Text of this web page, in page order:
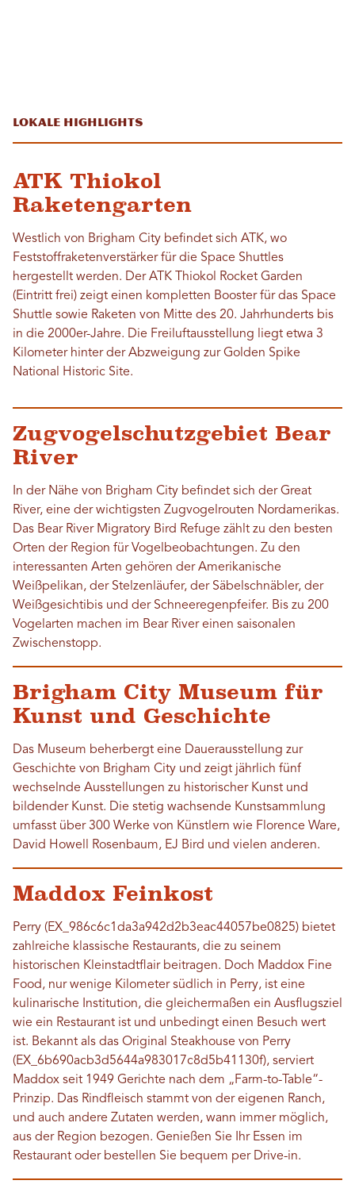
Lokale Highlights
ATK Thiokol
Raketengarten
Westlich von Brigham City befindet sich ATK, wo
Feststoffraketenverstärker für die Space Shuttles
hergestellt werden. Der ATK Thiokol Rocket Garden
(Eintritt frei) zeigt einen kompletten Booster für das Space
Shuttle sowie Raketen von Mitte des 20. Jahrhunderts bis
in die 2000er-Jahre. Die Freiluftausstellung liegt etwa 3
Kilometer hinter der Abzweigung zur Golden Spike
National Historic Site.
Zugvogelschutzgebiet Bear
River
In der Nähe von Brigham City befindet sich der Great
River, eine der wichtigsten Zugvogelrouten Nordamerikas.
Das Bear River Migratory Bird Refuge zählt zu den besten
Orten der Region für Vogelbeobachtungen. Zu den
interessanten Arten gehören der Amerikanische
Weißpelikan, der Stelzenläufer, der Säbelschnäbler, der
Weißgesichtibis und der Schneeregenpfeifer. Bis zu 200
Vogelarten machen im Bear River einen saisonalen
Zwischenstopp.
Brigham City Museum für
Kunst und Geschichte
Das Museum beherbergt eine Dauerausstellung zur
Geschichte von Brigham City und zeigt jährlich fünf
wechselnde Ausstellungen zu historischer Kunst und
bildender Kunst. Die stetig wachsende Kunstsammlung
umfasst über 300 Werke von Künstlern wie Florence Ware,
David Howell Rosenbaum, EJ Bird und vielen anderen.
Maddox Feinkost
Perry (EX_986c6c1da3a942d2b3eac44057be0825) bietet
zahlreiche klassische Restaurants, die zu seinem
historischen Kleinstadtflair beitragen. Doch Maddox Fine
Food, nur wenige Kilometer südlich in Perry, ist eine
kulinarische Institution, die gleichermaßen ein Ausflugsziel
wie ein Restaurant ist und unbedingt einen Besuch wert
ist. Bekannt als das Original Steakhouse von Perry
(EX_6b690acb3d5644a983017c8d5b41130f), serviert
Maddox seit 1949 Gerichte nach dem „Farm-to-Table“-
Prinzip. Das Rindfleisch stammt von der eigenen Ranch,
und auch andere Zutaten werden, wann immer möglich,
aus der Region bezogen. Genießen Sie Ihr Essen im
Restaurant oder bestellen Sie bequem per Drive-in.